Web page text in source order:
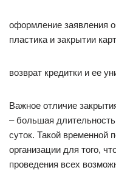
оформление заявления
пластика и закрытии
возврат кредитки и ее
Важное отличие
– большая
суток. Такой временной
организации для того,
проведения всех